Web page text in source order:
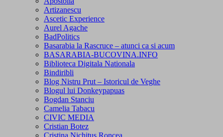
Artizanescu
Ascetic Experience
Aurel Agache
BadPolitics
Basarabia la Rascruce – atunci ca si acum
BASARABIA-BUCOVINA.INFO
Biblioteca Digitala Nationala
Bindiribli
Blog Nistru Prut – Istoricul de Veghe
Blogul lui Donkeypapuas
Bogdan Stanciu
Camelia Tabacu
CIVIC MEDIA
Cristian Botez
Cristina Nichitus Roncea